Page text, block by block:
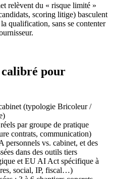
relèvent du « risque limité »
scoring litige) basculent
qualification, sans se contenter
calibré pour
(typologie Bricoleur /
par groupe de pratique
contrats, communication)
personnels vs. cabinet, et des
dans des outils tiers
et EU AI Act spécifique à
social, IP, fiscal…)